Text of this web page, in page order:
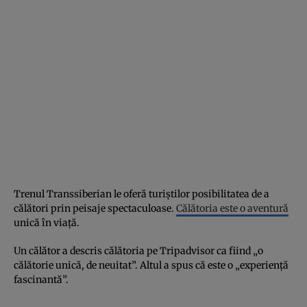
Trenul Transsiberian le oferă turiștilor posibilitatea de a
călători prin peisaje spectaculoase. Călătoria este o aventură
unică în viață.
Un călător a descris călătoria pe Tripadvisor ca fiind „o
călătorie unică, de neuitat”. Altul a spus că este o „experiență
fascinantă”.